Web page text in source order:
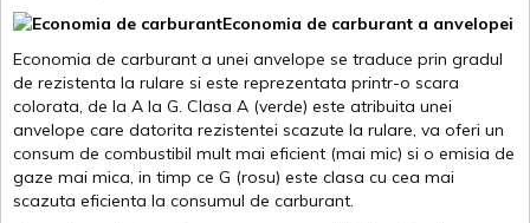
Economia de carburant a anvelopei
Economia de carburant a unei anvelope se traduce prin gradul
de rezistenta la rulare si este reprezentata printr-o scara
colorata, de la A la G. Clasa A (verde) este atribuita unei
anvelope care datorita rezistentei scazute la rulare, va oferi un
consum de combustibil mult mai eficient (mai mic) si o emisia de
gaze mai mica, in timp ce G (rosu) este clasa cu cea mai
scazuta eficienta la consumul de carburant.